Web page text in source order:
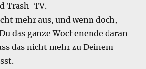
Trash-TV.
mehr aus, und wenn doch,
das ganze Wochenende daran
das nicht mehr zu Deinem